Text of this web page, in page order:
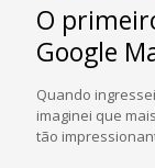
O
Google
Quando
imaginei que
tão